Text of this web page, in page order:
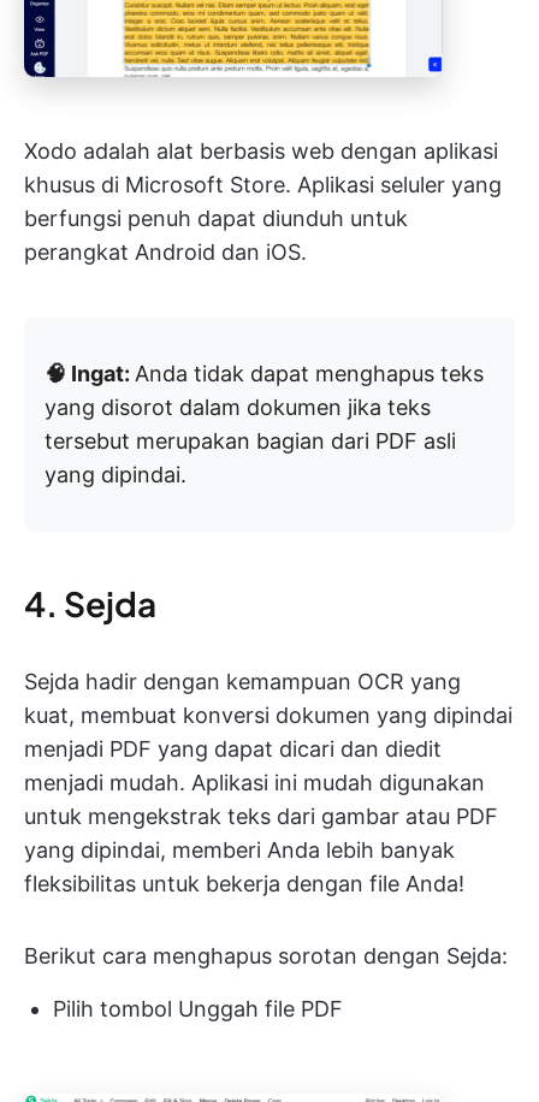
Xodo adalah alat berbasis web dengan aplikasi
khusus di Microsoft Store. Aplikasi seluler yang
berfungsi penuh dapat diunduh untuk
perangkat Android dan iOS.
🧠 Ingat: Anda tidak dapat menghapus teks
yang disorot dalam dokumen jika teks
tersebut merupakan bagian dari PDF asli
yang dipindai.
4. Sejda
Sejda hadir dengan kemampuan OCR yang
kuat, membuat konversi dokumen yang dipindai
menjadi PDF yang dapat dicari dan diedit
menjadi mudah. Aplikasi ini mudah digunakan
untuk mengekstrak teks dari gambar atau PDF
yang dipindai, memberi Anda lebih banyak
fleksibilitas untuk bekerja dengan file Anda!
Berikut cara menghapus sorotan dengan Sejda:
Pilih tombol Unggah file PDF